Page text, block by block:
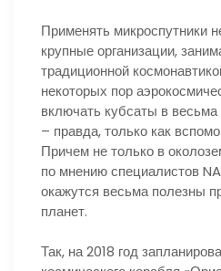
Применять микроспутники
крупные организации,
традиционной
некоторых пор
включать кубсаты в
– правда, только как
Причем не только в
по мнению специалистов
окажутся весьма полезны
планет.
Так, на 2018 год